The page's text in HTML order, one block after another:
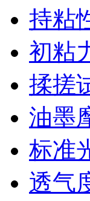
持粘
初粘
揉搓
油墨
标准
透气